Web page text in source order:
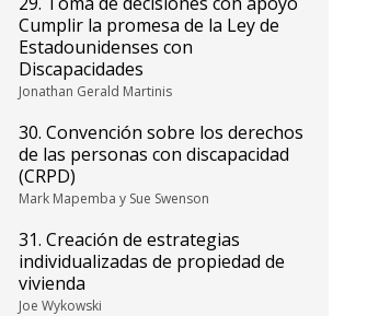
Cumplir la promesa de la Ley de
Estadounidenses con
Discapacidades
Jonathan Gerald Martinis
30. Convención sobre los derechos
de las personas con discapacidad
(CRPD)
Mark Mapemba y Sue Swenson
31. Creación de estrategias
individualizadas de propiedad de
vivienda
Joe Wykowski